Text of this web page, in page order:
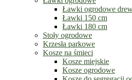
Ławki ogrodowe
Ławki 150 cm
Ławki 180 cm
Stoły ogrodowe
Krzesła parkowe
Kosze na śmieci
Kosze miejskie
Kosze ogrodowe